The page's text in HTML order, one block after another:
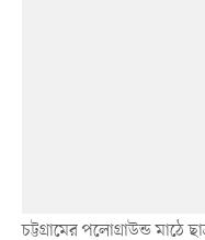
চট্টগ্রামের পলোগ্রাউন্ড